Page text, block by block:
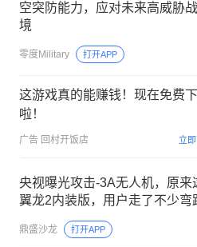
空突防能力，应对未来高威胁
境
零度Military 打开APP
这游戏真的能赚钱！现在免费
啦！
广告 回村开饭店 立
央视曝光攻击-3A无人机，原来
翼龙2内装版，用户走了不少弯
鼎盛沙龙 打开APP